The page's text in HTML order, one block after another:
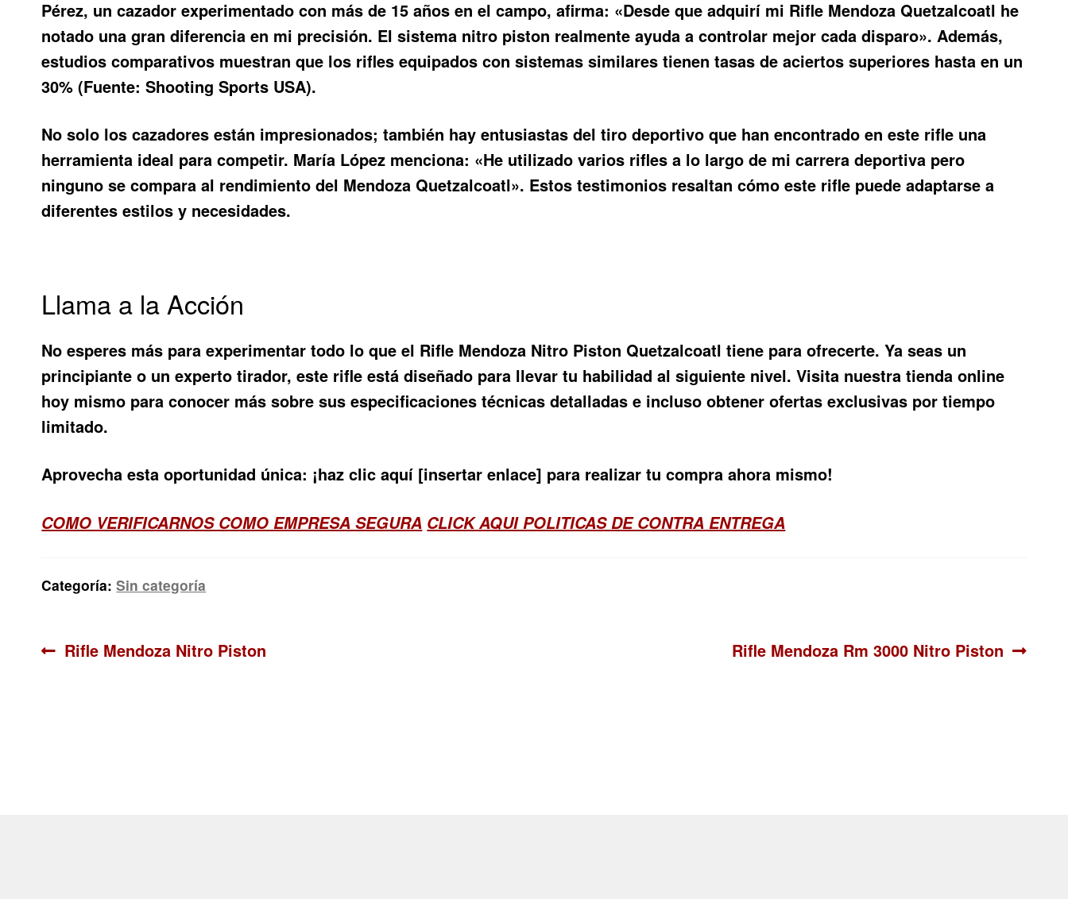
Pérez, un cazador experimentado con más de 15 años en el campo, afirma: «Desde que adquirí mi Rifle Mendoza Quetzalcoatl he
notado una gran diferencia en mi precisión. El sistema nitro piston realmente ayuda a controlar mejor cada disparo». Además,
estudios comparativos muestran que los rifles equipados con sistemas similares tienen tasas de aciertos superiores hasta en un
30% (Fuente: Shooting Sports USA).
No solo los cazadores están impresionados; también hay entusiastas del tiro deportivo que han encontrado en este rifle una
herramienta ideal para competir. María López menciona: «He utilizado varios rifles a lo largo de mi carrera deportiva pero
ninguno se compara al rendimiento del Mendoza Quetzalcoatl». Estos testimonios resaltan cómo este rifle puede adaptarse a
diferentes estilos y necesidades.
Llama a la Acción
No esperes más para experimentar todo lo que el Rifle Mendoza Nitro Piston Quetzalcoatl tiene para ofrecerte. Ya seas un
principiante o un experto tirador, este rifle está diseñado para llevar tu habilidad al siguiente nivel. Visita nuestra tienda online
hoy mismo para conocer más sobre sus especificaciones técnicas detalladas e incluso obtener ofertas exclusivas por tiempo
limitado.
Aprovecha esta oportunidad única: ¡haz clic aquí [insertar enlace] para realizar tu compra ahora mismo!
COMO VERIFICARNOS COMO EMPRESA SEGURA CLICK AQUI POLITICAS DE CONTRA ENTREGA
Categoría:Sin categoría
Navegación
Anterior:
Rifle Mendoza Nitro Piston Siguiente:
Rifle Mendoza Rm 3000 Nitro Piston